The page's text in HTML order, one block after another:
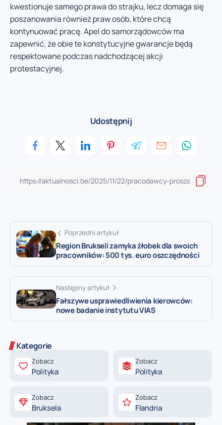
kwestionuje samego prawa do strajku, lecz domaga się
poszanowania również praw osób, które chcą
kontynuować pracę. Apel do samorządowców ma
zapewnić, że obie te konstytucyjne gwarancje będą
respektowane podczas nadchodzącej akcji
protestacyjnej.
Udostępnij
Poprzedni artykuł
Region Brukseli zamyka żłobek dla swoich
pracowników: 500 tys. euro oszczędności
Następny artykuł
Fałszywe usprawiedliwienia kierowców:
nowe badanie instytutu VIAS
Kategorie
Zobacz
Polityka
Zobacz
Polityka
Zobacz
Bruksela
Zobacz
Flandria